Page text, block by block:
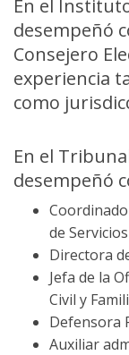
En el
desempeñó
Consejero
experiencia
como
En el
desempeñó
de
Directora
Jefa de la
Civil y
Defensora
Auxiliar